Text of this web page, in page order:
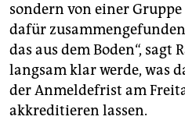
sondern von einer
dafür
das aus dem Boden“, sagt
langsam klar werde, was
der Anmeldefrist am
akkreditieren lassen.